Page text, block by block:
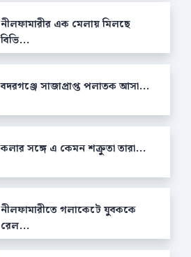
নীলফামারীর এক মেলায় মিলছে
বিভি...
বদরগঞ্জে সাজাপ্রাপ্ত পলাতক আসা...
কলার সঙ্গে এ কেমন শক্রুতা তারা...
নীলফামারীতে গলাকেটে যুবককে
রেল...